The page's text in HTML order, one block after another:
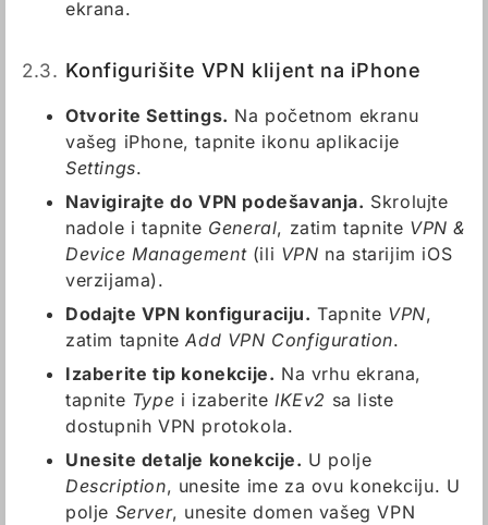
ekrana.
2.3. Konfigurišite VPN klijent na iPhone
Otvorite Settings. Na početnom ekranu
vašeg iPhone, tapnite ikonu aplikacije
Settings.
Navigirajte do VPN podešavanja. Skrolujte
nadole i tapnite General, zatim tapnite VPN &
Device Management(ili VPN na starijim iOS
verzijama).
Dodajte VPN konfiguraciju. Tapnite VPN,
zatim tapniteAdd VPN Configuration.
Izaberite tip konekcije. Na vrhu ekrana,
tapnite Type i izaberite IKEv2 sa liste
dostupnih VPN protokola.
Unesite detalje konekcije. U polje
Description, unesite ime za ovu konekciju. U
polje Server, unesite domen vašeg VPN